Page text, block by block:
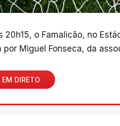
o Famalicão, no
Miguel Fonseca, da
EM DIRETO